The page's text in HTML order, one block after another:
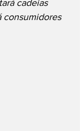
cadeias
consumidores